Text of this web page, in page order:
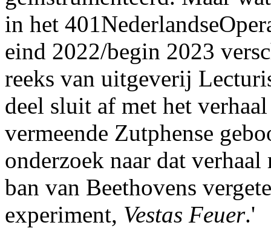
in het
eind 2022/begin 2023
reeks van uitgeverij
deel sluit af met het
vermeende Zutphense
onderzoek naar dat
ban van Beethovens
experiment, Vestas Feuer.'